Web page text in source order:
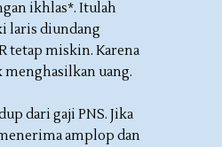
ikhlas*. Itulah
laris diundang
tetap miskin. Karena
menghasilkan uang.
dari gaji PNS. Jika
amplop dan